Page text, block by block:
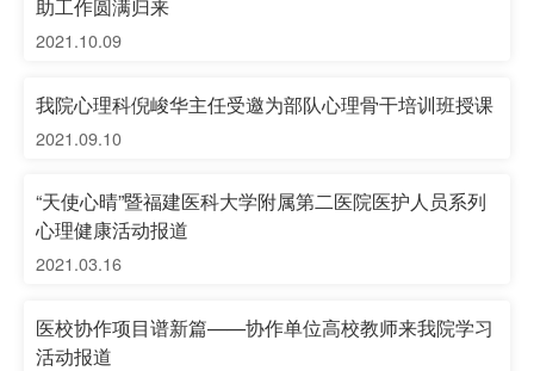
助工作圆满归来
2021.10.09
我院心理科倪峻华主任受邀为部队心理骨干培训班授课
2021.09.10
“天使心晴”暨福建医科大学附属第二医院医护人员系列
心理健康活动报道
2021.03.16
医校协作项目谱新篇——协作单位高校教师来我院学习
活动报道